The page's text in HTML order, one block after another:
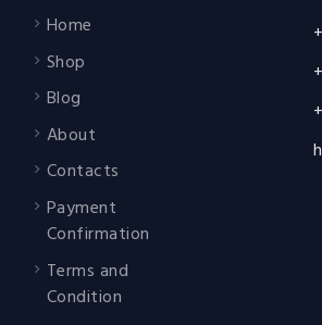
Home
Shop
Blog
About
Contacts
Payment
Confirmation
Terms and
Condition